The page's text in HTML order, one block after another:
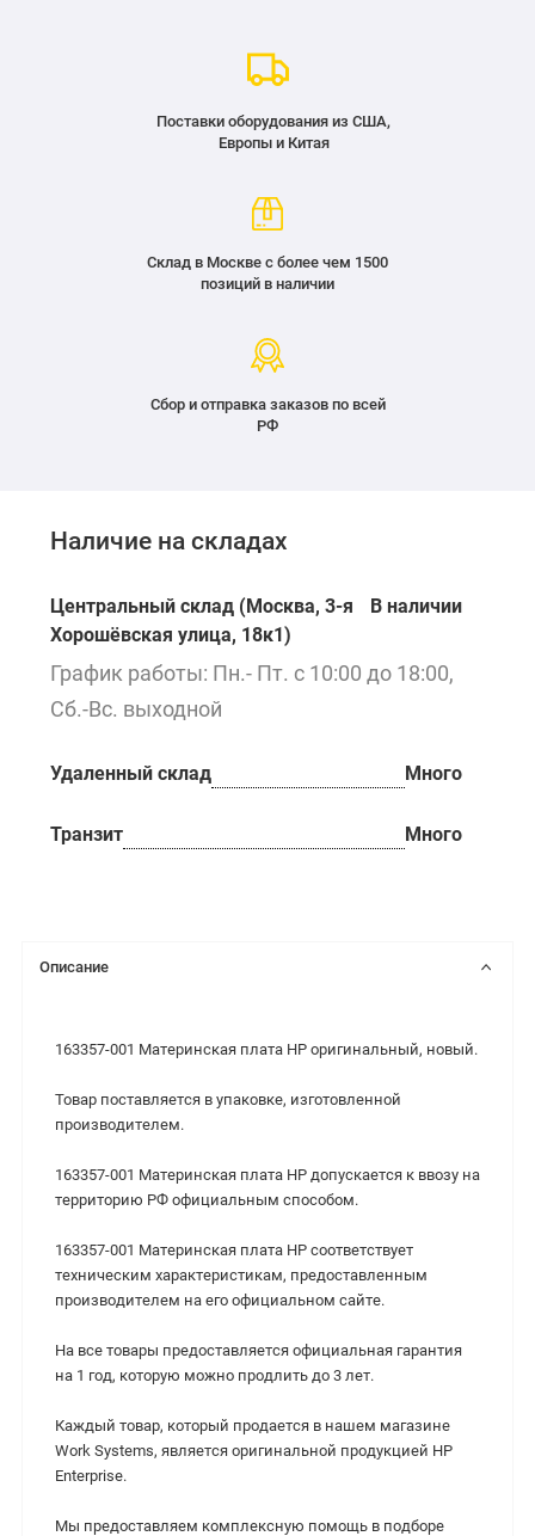
Поставки оборудования из США,
Европы и Китая
Склад в Москве с более чем 1500
позиций в наличии
Сбор и отправка заказов по всей
РФ
Наличие на складах
Центральный склад (Москва, 3-я
Хорошёвская улица, 18к1)
В наличии
График работы: Пн.- Пт. с 10:00 до 18:00,
Сб.-Вс. выходной
Удаленный склад Много
Транзит Много
Описание
163357-001 Материнская плата HP оригинальный, новый.
Товар поставляется в упаковке, изготовленной
производителем.
163357-001 Материнская плата HP допускается к ввозу на
территорию РФ официальным способом.
163357-001 Материнская плата HP cоответствует
техническим характеристикам, предоставленным
производителем на его официальном сайте.
На все товары предоставляется официальная гарантия
на 1 год, которую можно продлить до 3 лет.
Каждый товар, который продается в нашем магазине
Work Systems, является оригинальной продукцией HP
Enterprise.
Мы предоставляем комплексную помощь в подборе